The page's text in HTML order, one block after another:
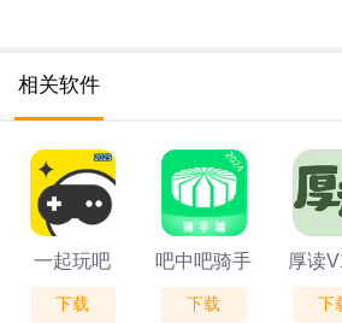
相关软件
一起玩吧
V2.1.0
下载
吧中吧骑手
v1.2
下载
厚读
下